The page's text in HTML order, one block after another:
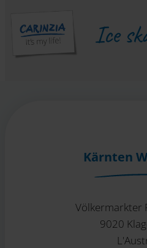
Ice
Kärnten
Völkermarkter
9020